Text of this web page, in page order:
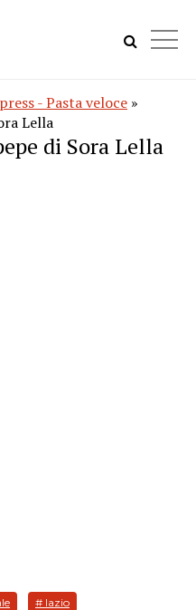
- Pasta veloce »
Lella
di Sora Lella
# lazio